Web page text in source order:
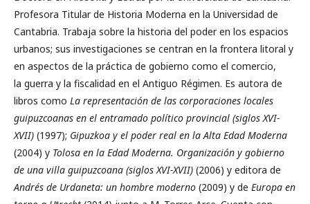
Profesora Titular de Historia Moderna en la Universidad de
Cantabria. Trabaja sobre la historia del poder en los espacios
urbanos; sus investigaciones se centran en la frontera litoral y
en aspectos de la práctica de gobierno como el comercio,
la guerra y la fiscalidad en el Antiguo Régimen. Es autora de
libros como La representación de las corporaciones locales
guipuzcoanas en el entramado político provincial (siglos XVI-
XVII) (1997); Gipuzkoa y el poder real en la Alta Edad Moderna
(2004) y Tolosa en la Edad Moderna. Organización y gobierno
de una villa guipuzcoana (siglos XVI-XVII) (2006) y editora de
Andrés de Urdaneta: un hombre moderno (2009) y de Europa en